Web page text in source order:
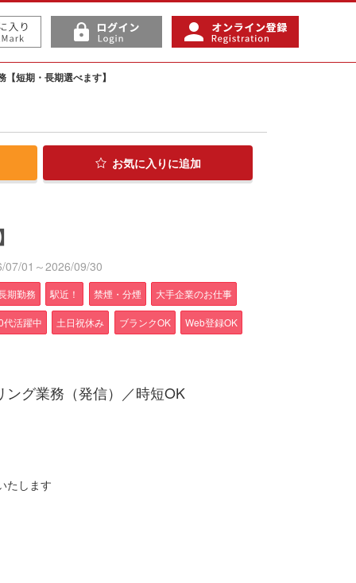
【短期・長期選べます】
お気に入り に追加
07/01～2026/09/30
期勤務 駅近！ 禁煙・分煙 大手企業のお仕事
代活躍中 土日祝休み ブランクOK Web登録OK
グ業務（発信）／時短OK
たします